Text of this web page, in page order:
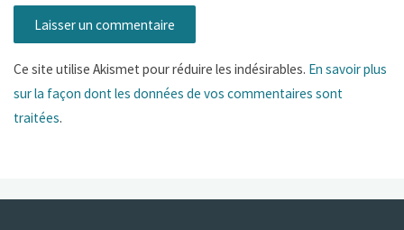
Ce site utilise Akismet pour réduire les indésirables. En savoir plus
sur la façon dont les données de vos commentaires sont
traitées.